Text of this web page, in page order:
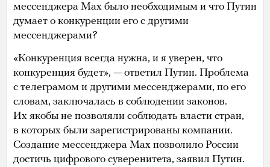
мессенджера Max было необходимым и что Путин
думает о конкуренции его с другими
мессенджерами?
«Конкуренция всегда нужна, и я уверен, что
конкуренция будет», — ответил Путин. Проблема
с телеграмом и другими мессенджерами, по его
словам, заключалась в соблюдении законов.
Их якобы не позволяли соблюдать власти стран,
в которых были зарегистрированы компании.
Создание мессенджера Max позволило России
достичь цифрового суверенитета, заявил Путин.